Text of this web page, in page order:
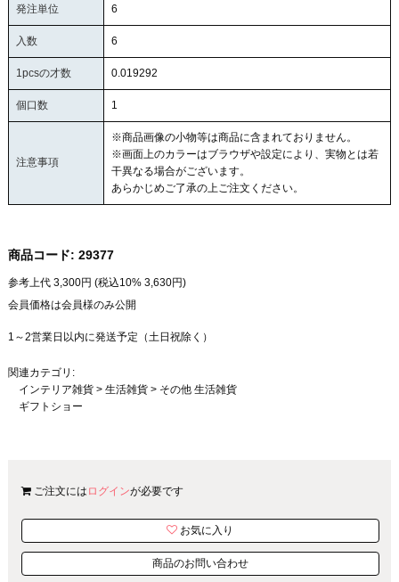
発注単位 6
入数 6
1pcsの才数 0.019292
個口数 1
注意事項
※商品画像の小物等は商品に含まれておりません。
※画面上のカラーはブラウザや設定により、実物とは若
干異なる場合がございます。
あらかじめご了承の上ご注文ください。
商品コード: 29377
参考上代 3,300円 (税込10% 3,630円)
会員価格は会員様のみ公開
1～2営業日以内に発送予定（土日祝除く）
関連カテゴリ:
インテリア雑貨> 生活雑貨> その他 生活雑貨
ギフトショー
ご注文には ログインが必要です
お気に入り
商品のお問い合わせ